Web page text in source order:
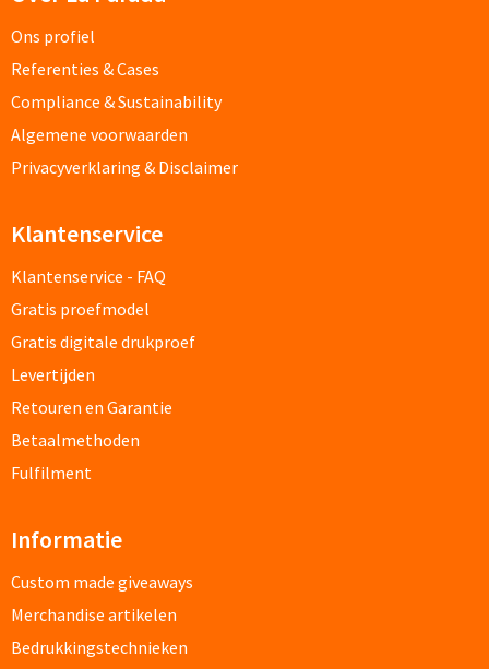
Bureaulampen bedrukken
Linialen bedrukken
Muismatten bedrukken
Pennenhouders bedrukken
Overige bureau artikelen
Paraplu's & Poncho's
Handmatige paraplu's bedrukken
Automatische paraplu's bedrukken
Stormparaplu's bedrukken
Ons profiel
Referenties & Cases
Compliance & Sustainability
Algemene voorwaarden
Privacyverklaring & Disclaimer
Klantenservice
Klantenservice - FAQ
Gratis proefmodel
Gratis digitale drukproef
Levertijden
Retouren en Garantie
Betaalmethoden
Fulfilment
Informatie
Custom made giveaways
Merchandise artikelen
Bedrukkingstechnieken